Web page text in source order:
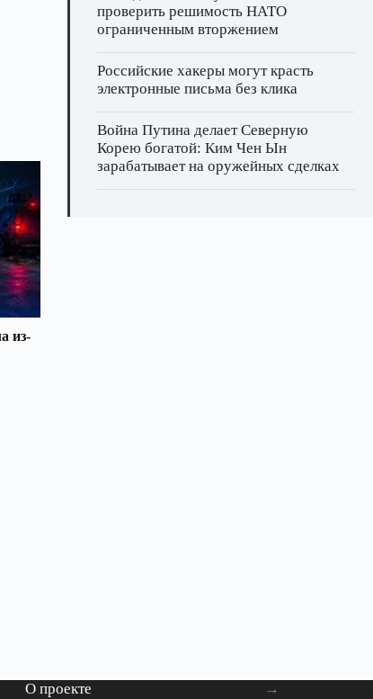
из-
проверить решимость НАТО
ограниченным вторжением
Российские хакеры могут красть
электронные письма без клика
Война Путина делает Северную
Корею богатой: Ким Чен Ын
зарабатывает на оружейных сделках
О проекте